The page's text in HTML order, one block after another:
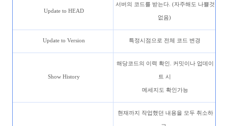
Update to HEAD
서버의 코드를 받는다. (자주해도 나쁠것
없음)
Update to Version 특정시점으로 전체 코드 변경
Show History
해당코드의 이력 확인. 커밋이나 업데이
트 시
메세지도 확인가능
현재까지 작업했던 내용을 모두 취소하